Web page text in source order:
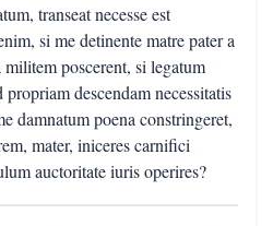
transeat necesse est
si me detinente matre pater a
poscerent, si legatum
descendam necessitatis
damnatum poena constringeret,
mater, iniceres carnifici
auctoritate iuris operires?